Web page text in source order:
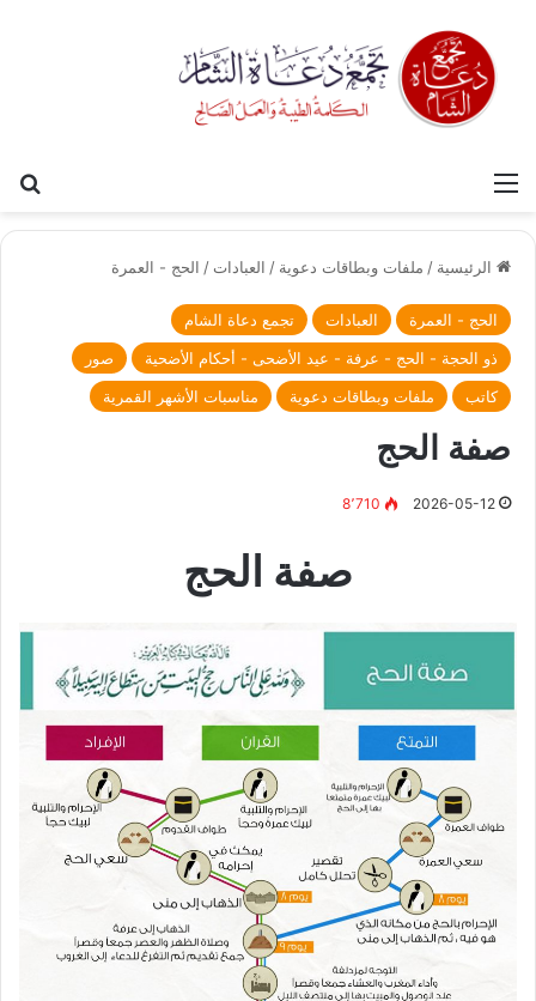
القائمة
الرئيسية / ملفات وبطاقات دعوية / العبادات / الحج - العمرة
الحج - العمرة العبادات
تجمع دعاة الشام
ذو الحجة - الحج - عرفة - عيد الأضحى - أحكام الأضحية
صور
كاتب
ملفات وبطاقات دعوية مناسبات الأشهر القمرية
صفة الحج
2026-05-12 8٬710
صفة الحج